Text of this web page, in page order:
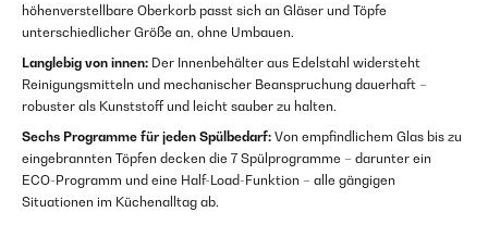
höhenverstellbare Oberkorb passt sich an Gläser und Töpfe
unterschiedlicher Größe an, ohne Umbauen.
Langlebig von innen: Der Innenbehälter aus Edelstahl widersteht
Reinigungsmitteln und mechanischer Beanspruchung dauerhaft –
robuster als Kunststoff und leicht sauber zu halten.
Sechs Programme für jeden Spülbedarf: Von empfindlichem Glas bis zu
eingebrannten Töpfen decken die 7 Spülprogramme – darunter ein
ECO-Programm und eine Half-Load-Funktion – alle gängigen
Situationen im Küchenalltag ab.